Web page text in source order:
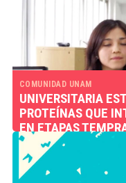
COMUNIDAD UNAM
UNIVERSITARIA
PROTEÍNAS QUE
EN ETAPAS